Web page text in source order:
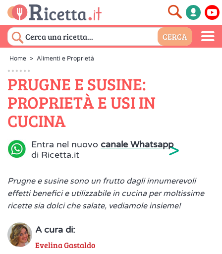
Home > Alimenti e Proprietà
PRUGNE E SUSINE:
PROPRIETÀ E USI IN
CUCINA
Entra nel nuovo canale Whatsapp
di Ricetta.it
>
Prugne e susine sono un frutto dagli innumerevoli
effetti benefici e utilizzabile in cucina per moltissime
ricette sia dolci che salate, vediamole insieme!
A cura di:
Evelina Gastaldo